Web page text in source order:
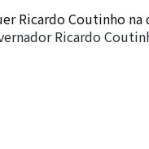
Ricardo Coutinho na
Ricardo